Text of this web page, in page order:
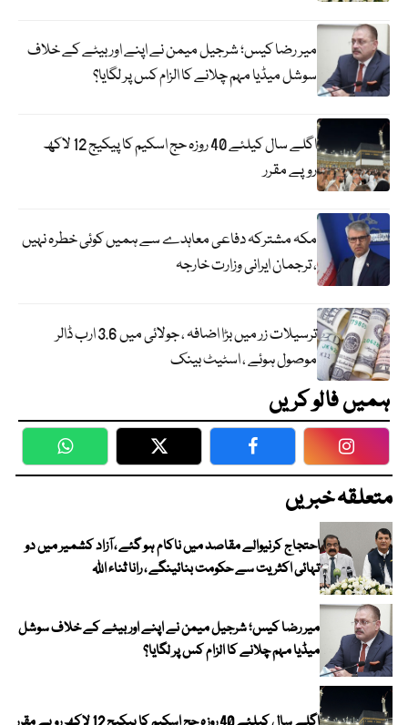
میر رضا کیس؛ شرجیل میمن نے اپنے اور بیٹے کے خلاف
سوشل میڈیا مہم چلانے کا الزام کس پر لگایا؟
اگلے سال کیلئے 40 روزہ حج اسکیم کا پیکیج 12 لاکھ
روپے مقرر
مکہ مشترکہ دفاعی معاہدے سے ہمیں کوئی خطرہ نہیں
، ترجمان ایرانی وزارت خارجہ
ترسیلات زر میں بڑا اضافہ ، جولائی میں 3.6 ارب ڈالر
موصول ہوئے ، اسٹیٹ بینک
ہمیں فالو کریں
WhatsApp Twitter Facebook
متعلقہ خبریں
احتجاج کرنیوالے مقاصد میں ناکام ہو گئے ، آزاد کشمیر میں دو
تہائی اکثریت سے حکومت بنائینگے ، رانا ثناء اللہ
میر رضا کیس؛ شرجیل میمن نے اپنے اور بیٹے کے خلاف سوشل
میڈیا مہم چلانے کا الزام کس پر لگایا؟